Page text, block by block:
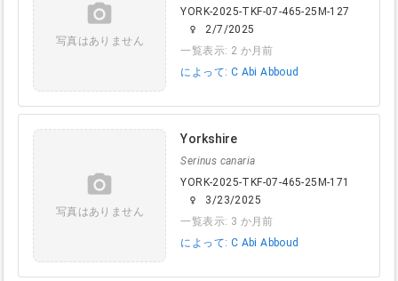
camera_alt
写真はありません
YORK-2025-TKF-07-465-25M-127
female
2/7/2025
一覧表示: 2 か月前
によって: C Abi Abboud
camera_alt
写真はありません
Yorkshire
Serinus canaria
YORK-2025-TKF-07-465-25M-171
female
3/23/2025
一覧表示: 3 か月前
によって: C Abi Abboud